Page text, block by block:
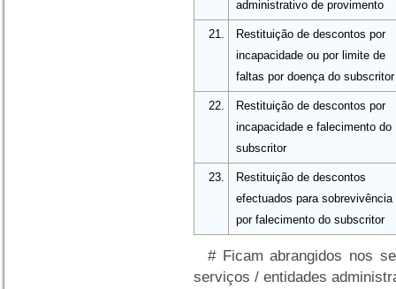
administrativo de provimento
21.
Restituição de descontos por
incapacidade ou por limite de
faltas por doença do subscritor
22.
Restituição de descontos por
incapacidade e falecimento do
subscritor
23.
Restituição de descontos
efectuados para sobrevivência
por falecimento do subscritor
# Ficam abrangidos nos
serviços / entidades